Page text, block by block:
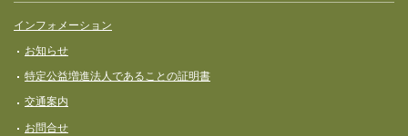
インフォメーション
お知らせ
特定公益増進法人であることの証明書
交通案内
お問合せ